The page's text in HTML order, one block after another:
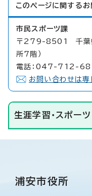
このページに関する お
市民スポーツ課
〒279-8501 千葉県
所7階）
電話：047-712-
お問い合わせは専
生涯学習・スポーツ
浦安市役所